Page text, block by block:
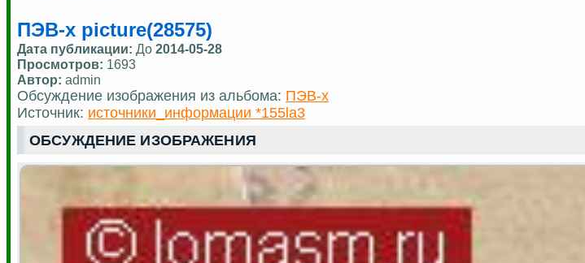
ПЭВ-х picture(28575)
Дата публикации: До 2014-05-28
Просмотров: 1693
Автор: admin
Обсуждение изображения из альбома: ПЭВ-х
Источник: источники_информации *155la3
ОБСУЖДЕНИЕ ИЗОБРАЖЕНИЯ